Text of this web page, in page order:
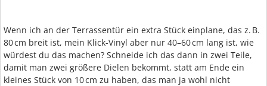
Wenn ich an der Terrassentür ein extra Stück einplane, das z. B.
80 cm breit ist, mein Klick-Vinyl aber nur 40–60 cm lang ist, wie
würdest du das machen? Schneide ich das dann in zwei Teile,
damit man zwei größere Dielen bekommt, statt am Ende ein
kleines Stück von 10 cm zu haben, das man ja wohl nicht